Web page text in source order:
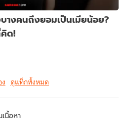
างคนถึงยอมเป็นเมียน้อย?
คิด!
ดูแท็กทั้งหมด
นื้อหา